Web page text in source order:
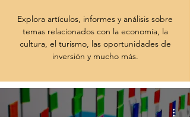
Explora artículos, informes y análisis sobre
temas relacionados con la economía, la
cultura, el turismo, las oportunidades de
inversión y mucho más.